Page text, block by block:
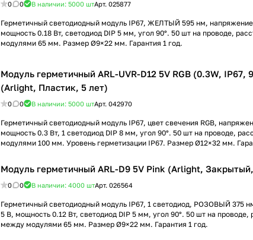
0 0 В наличии: 5000 штАрт. 025877
Герметичный светодиодный модуль IP67, ЖЕЛТЫЙ 595 нм,
мощность 0.18 Вт, светодиод DIP 5 мм, угол 90°. 50 шт на проводе,
модулями 65 мм. Размер Ø9×22 мм. Гарантия 1 год.
Модуль герметичный ARL-UVR-D12 5V RGB (0.3W, IP67,
(Arlight, Пластик, 5 лет)
0 0 В наличии: 5000 штАрт. 042970
Герметичный светодиодный модуль IP67, цвет свечения RGB,
мощность 0.3 Вт, 1 светодиод DIP 8 мм, угол 90°. 50 шт на проводе,
модулями 100 мм. Уровень герметизации IP67. Размер Ø12×32 мм.
Модуль герметичный ARL-D9 5V Pink (Arlight,
0 0 В наличии: 4000 штАрт. 026564
Герметичный светодиодный модуль IP67, 1 светодиод, РОЗОВЫЙ 375
5 В, мощность 0.12 Вт, светодиод DIP 5 мм, угол 90°. 50 шт на проводе,
между модулями 65 мм. Размер Ø9×22 мм. Гарантия 1 год.